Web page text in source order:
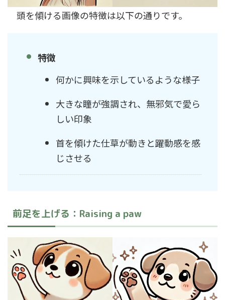
頭を傾ける画像の特徴は以下の通りです。
特徴
何かに興味を示しているような様子
大きな瞳が強調され、無邪気で愛ら
しい印象
首を傾けた仕草が動きと躍動感を感
じさせる
前足を上げる：Raising a paw